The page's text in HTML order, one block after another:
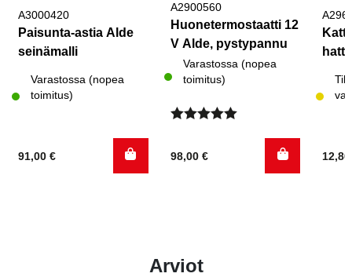
A3000420
Paisunta-astia Alde
seinämalli
Varastossa (nopea
toimitus)
91,00 €
A2900560
Huonetermostaatti 12
V Alde, pystypannu
Varastossa (nopea
toimitus)
5.00/ 5
98,00 €
Arviot